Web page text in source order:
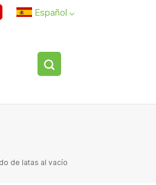
Español
de latas al vacío